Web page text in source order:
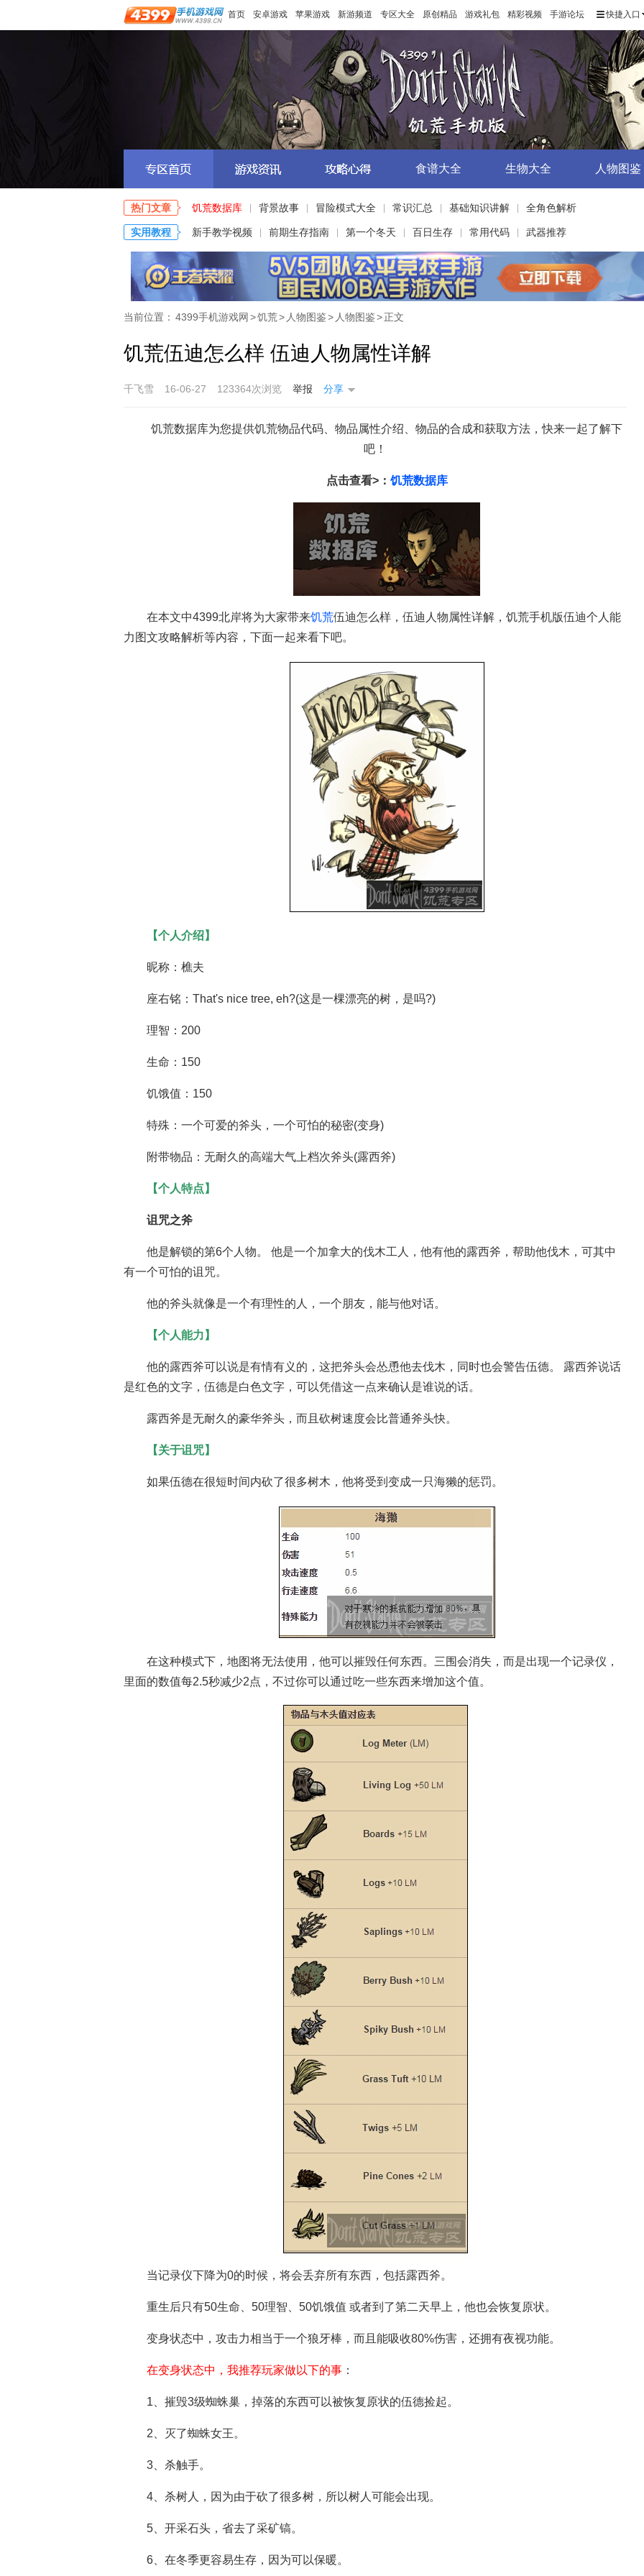
首页 安卓游戏 苹果游戏 新游频道 专区大全 原创精品 游戏礼包 精彩视频 手游论坛 快捷入口
饥荒攻略心得
食谱大全 生物大全 人物图鉴
热门文章 饥荒数据库 背景故事 冒险模式大全 常识汇总 基础知识讲解 全角色解析
实用教程 新手教学视频 前期生存指南 第一个冬天 百日生存 常用代码 武器推荐
当前位置： 4399手机游戏网>饥荒> 人物图鉴> 人物图鉴>正文
饥荒伍迪怎么样 伍迪人物属性详解
千飞雪 16-06-27 123364次浏览 举报 分享
饥荒数据库为您提供饥荒物品代码、物品属性介绍、物品的合成和获取方法，快来一起了解下
吧！
点击查看>：饥荒数据库
在本文中4399北岸将为大家带来饥荒伍迪怎么样，伍迪人物属性详解，饥荒手机版伍迪个人能
力图文攻略解析等内容，下面一起来看下吧。
【个人介绍】
昵称：樵夫
座右铭：That's nice tree, eh?(这是一棵漂亮的树，是吗?)
理智：200
生命：150
饥饿值：150
特殊：一个可爱的斧头，一个可怕的秘密(变身)
附带物品：无耐久的高端大气上档次斧头(露西斧)
【个人特点】
诅咒之斧
他是解锁的第6个人物。 他是一个加拿大的伐木工人，他有他的露西斧，帮助他伐木，可其中
有一个可怕的诅咒。
他的斧头就像是一个有理性的人，一个朋友，能与他对话。
【个人能力】
他的露西斧可以说是有情有义的，这把斧头会怂恿他去伐木，同时也会警告伍德。 露西斧说话
是红色的文字，伍德是白色文字，可以凭借这一点来确认是谁说的话。
露西斧是无耐久的豪华斧头，而且砍树速度会比普通斧头快。
【关于诅咒】
如果伍德在很短时间内砍了很多树木，他将受到变成一只海獭的惩罚。
在这种模式下，地图将无法使用，他可以摧毁任何东西。三围会消失，而是出现一个记录仪，
里面的数值每2.5秒减少2点，不过你可以通过吃一些东西来增加这个值。
当记录仪下降为0的时候，将会丢弃所有东西，包括露西斧。
重生后只有50生命、50理智、50饥饿值 或者到了第二天早上，他也会恢复原状。
变身状态中，攻击力相当于一个狼牙棒，而且能吸收80%伤害，还拥有夜视功能。
在变身状态中，我推荐玩家做以下的事 ：
1、摧毁3级蜘蛛巢，掉落的东西可以被恢复原状的伍德捡起。
2、灭了蜘蛛女王。
3、杀触手。
4、杀树人，因为由于砍了很多树，所以树人可能会出现。
5、开采石头，省去了采矿镐。
6、在冬季更容易生存，因为可以保暖。